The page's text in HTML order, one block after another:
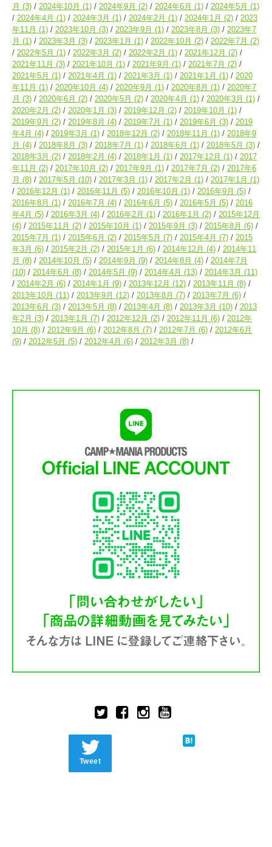
月 (3) 2024年10月 (1) 2024年9月 (2) 2024年6月 (1) 2024年5月 (1)
2024年4月 (1) 2024年3月 (1) 2024年2月 (1) 2024年1月 (2)
2023
年11月 (1) 2023年10月 (3) 2023年9月 (1) 2023年8月 (3)
2023年7
月 (1) 2023年3月 (3) 2023年1月 (1) 2022年10月 (2) 2022年7月 (2)
2022年5月 (1) 2022年3月 (2) 2022年2月 (1) 2021年12月 (2)
2021年11月 (3) 2021年10月 (1) 2021年9月 (1) 2021年7月 (2)
2021年5月 (1) 2021年4月 (1) 2021年3月 (1) 2021年1月 (1)
2020
年11月 (1) 2020年10月 (4) 2020年9月 (1) 2020年8月 (1)
2020年7
月 (3) 2020年6月 (2) 2020年5月 (2) 2020年4月 (1) 2020年3月 (1)
2020年2月 (2) 2020年1月 (3) 2019年12月 (2) 2019年10月 (1)
2019年9月 (2) 2019年8月 (4) 2019年7月 (1) 2019年6月 (3)
2019
年4月 (4) 2019年3月 (1) 2018年12月 (2) 2018年11月 (1)
2018年9
月 (4) 2018年8月 (3) 2018年7月 (1) 2018年6月 (1) 2018年5月 (3)
2018年3月 (2) 2018年2月 (4) 2018年1月 (1) 2017年12月 (1)
2017
年11月 (2) 2017年10月 (2) 2017年9月 (1) 2017年7月 (2)
2017年6
月 (8) 2017年5月 (10) 2017年3月 (1) 2017年2月 (1) 2017年1月 (1)
2016年12月 (1) 2016年11月 (5) 2016年10月 (1) 2016年9月 (5)
2016年8月 (1) 2016年7月 (4) 2016年6月 (5) 2016年5月 (5)
2016
年4月 (5) 2016年3月 (4) 2016年2月 (1) 2016年1月 (2)
2015年12月
(4)
2015年11月 (2) 2015年10月 (1) 2015年9月 (3) 2015年8月 (6)
2015年7月 (1) 2015年6月 (2) 2015年5月 (7) 2015年4月 (7)
2015
年3月 (6) 2015年2月 (2) 2015年1月 (6) 2014年12月 (4)
2014年11
月 (8) 2014年10月 (5) 2014年9月 (9) 2014年8月 (4)
2014年7月
(10)
2014年6月 (8) 2014年5月 (9) 2014年4月 (13) 2014年3月 (11)
2014年2月 (6) 2014年1月 (9) 2013年12月 (12) 2013年11月 (8)
2013年10月 (11) 2013年9月 (12) 2013年8月 (7) 2013年7月 (6)
2013年6月 (3) 2013年5月 (8) 2013年4月 (8) 2013年3月 (10)
2013
年2月 (3) 2013年1月 (7) 2012年12月 (2) 2012年11月 (6)
2012年
10月 (8) 2012年9月 (6) 2012年8月 (7) 2012年7月 (6)
2012年6月
(9)
2012年5月 (5) 2012年4月 (6) 2012年3月 (8)
Tweet